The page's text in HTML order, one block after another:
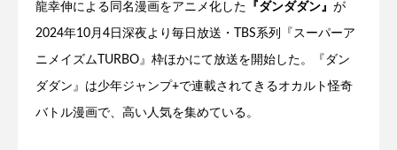
龍幸伸による同名漫画をアニメ化した 『ダンダダン』 が
2024年10月4日深夜より毎日放送・TBS系列『スーパーア
ニメイズムTURBO』枠ほかにて放送を開始した。『ダン
ダダン』は少年ジャンプ+で連載されてきるオカルト怪奇
バトル漫画で、高い人気を集めている。